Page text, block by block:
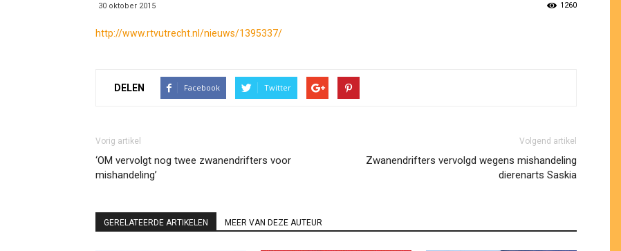
30 oktober 2015 1260
http://www.rtvutrecht.nl/nieuws/1395337/
DELEN Facebook Twitter
Vorig artikel
‘OM vervolgt nog twee zwanendrifters voor
mishandeling’
Volgend artikel
Zwanendrifters vervolgd wegens mishandeling
dierenarts Saskia
GERELATEERDE ARTIKELEN MEER VAN DEZE AUTEUR